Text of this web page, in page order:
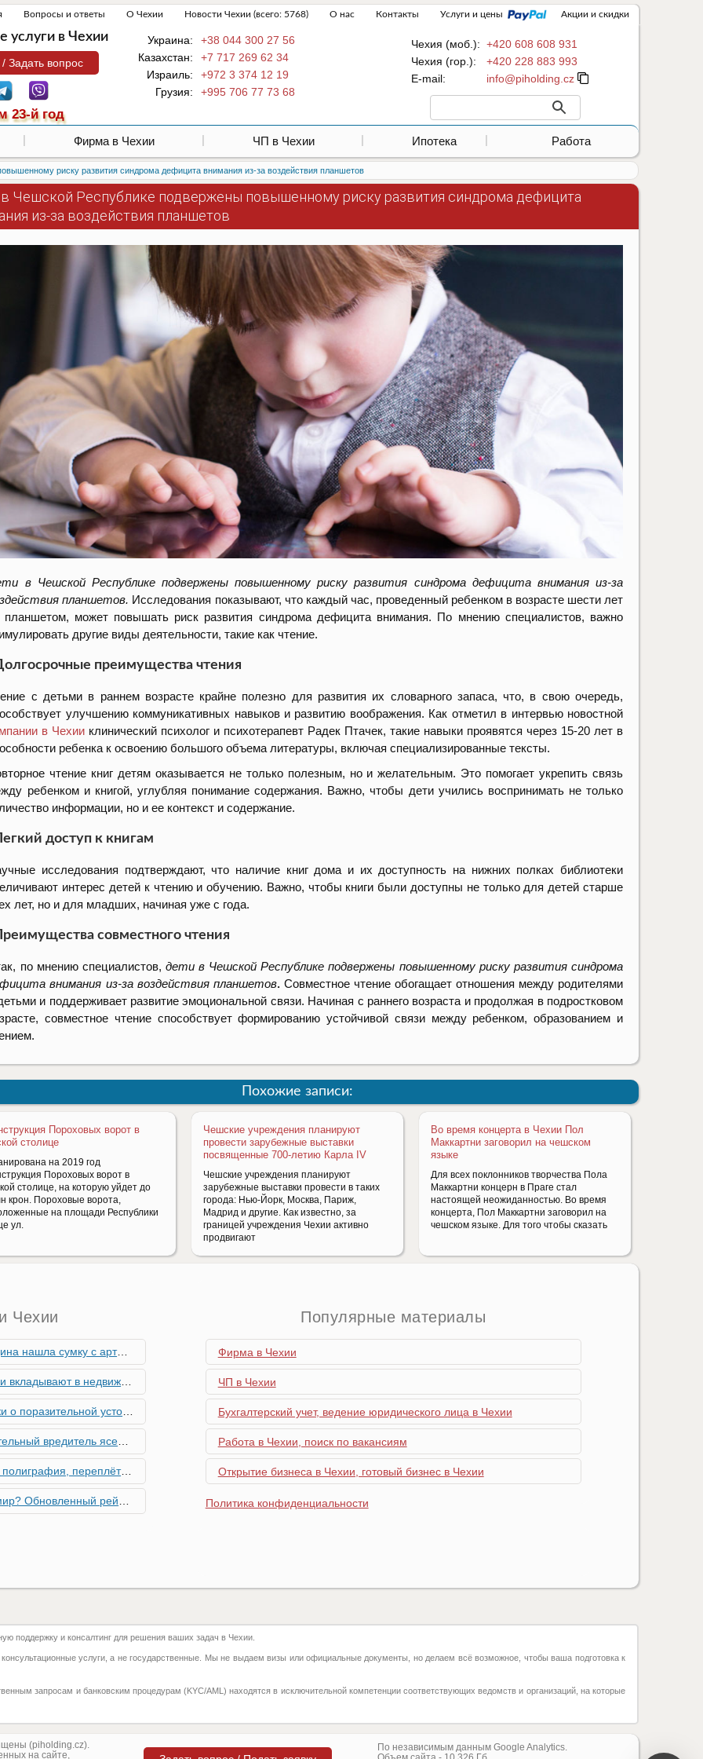
Вопросы и ответы О Чехии Новости Чехии (всего: 5768) О нас Контакты Услуги и цены Акции и скидки
Задать вопрос
23-й год
услуги в Чехии Чехия (моб.): +420 608 608 931
Чехия (гор.):
+420 228 883 993
Е-mail:
Украина:
+38 044 300 27 56
Казахстан:
+7 717 269 62 34
Израиль:
+972 3 374 12 19
Грузия:
+995 706 77 73 68
Фирма в Чехии ЧП в Чехии Ипотека Работа
риску развития синдрома дефицита внимания из-за воздействия планшетов
Чешской Республике подвержены повышенному риску развития синдрома дефицита
из-за воздействия планшетов
в Чешской Республике подвержены повышенному риску развития синдрома дефицита внимания из-за
планшетов. Исследования показывают, что каждый час, проведенный ребенком в возрасте шести лет
планшетом, может повышать риск развития синдрома дефицита внимания. По мнению специалистов, важно
другие виды деятельности, такие как чтение.
преимущества чтения
с детьми в раннем возрасте крайне полезно для развития их словарного запаса, что, в свою очередь,
улучшению коммуникативных навыков и развитию воображения. Как отметил в интервью новостной
в Чехии клинический психолог и психотерапевт Радек Птачек, такие навыки проявятся через 15-20 лет в
ребенка к освоению большого объема литературы, включая специализированные тексты.
чтение книг детям оказывается не только полезным, но и желательным. Это помогает укрепить связь
ребенком и книгой, углубляя понимание содержания. Важно, чтобы дети учились воспринимать не только
информации, но и ее контекст и содержание.
доступ к книгам
исследования подтверждают, что наличие книг дома и их доступность на нижних полках библиотеки
интерес детей к чтению и обучению. Важно, чтобы книги были доступны не только для детей старше
лет, но и для младших, начиная уже с года.
совместного чтения
по мнению специалистов, дети в Чешской Республике подвержены повышенному риску развития синдрома
внимания из-за воздействия планшетов.Совместное чтение обогащает отношения между родителями
и поддерживает развитие эмоциональной связи. Начиная с раннего возраста и продолжая в подростковом
совместное чтение способствует формированию устойчивой связи между ребенком, образованием и
Похожие записи:
Пороховых ворот в
столице
на 2019 год
Пороховых ворот в
столице, на которую уйдет до
крон. Пороховые ворота,
на площади Республики
ул.
Чешские учреждения планируют
провести зарубежные выставки
посвященные 700-летию Карла IV
Чешские учреждения планируют
зарубежные выставки провести в таких
города: Нью-Йорк, Москва, Париж,
Мадрид и другие. Как известно, за
границей учреждения Чехии активно
продвигают
Во время концерта в Чехии Пол
Маккартни заговорил на чешском
языке
Для всех поклонников творчества Пола
Маккартни концерн в Праге стал
настоящей неожиданностью. Во время
концерта, Пол Маккартни заговорил на
чешском языке. Для того чтобы сказать
Чехии
снарядами, остановив движение поездов
и почему меняются их предпочтения?
устойчивости экономики Чехии
к Чехии, необходима бдительность граждан
работы в Чехии - простая лицензия №14
глобальной мобильности 2026 года
Семей с Детьми через Пособия по Уходу
фуникулере
миллионы туристов?
Популярные материалы
Фирма в Чехии
ЧП в Чехии
Бухгалтерский учет, ведение юридического лица в Чехии
Работа в Чехии, поиск по вакансиям
Открытие бизнеса в Чехии, готовый бизнес в Чехии
Политика конфиденциальности
поддержку и консалтинг для решения ваших задач в Чехии.
услуги, а не государственные. Мы не выдаем визы или официальные документы, но делаем всё возможное, чтобы ваша подготовка к
запросам и банковским процедурам (KYC/AML) находятся в исключительной компетенции соответствующих ведомств и организаций, на которые
(piholding.cz).
на сайте,
По независимым данным Google Analytics.